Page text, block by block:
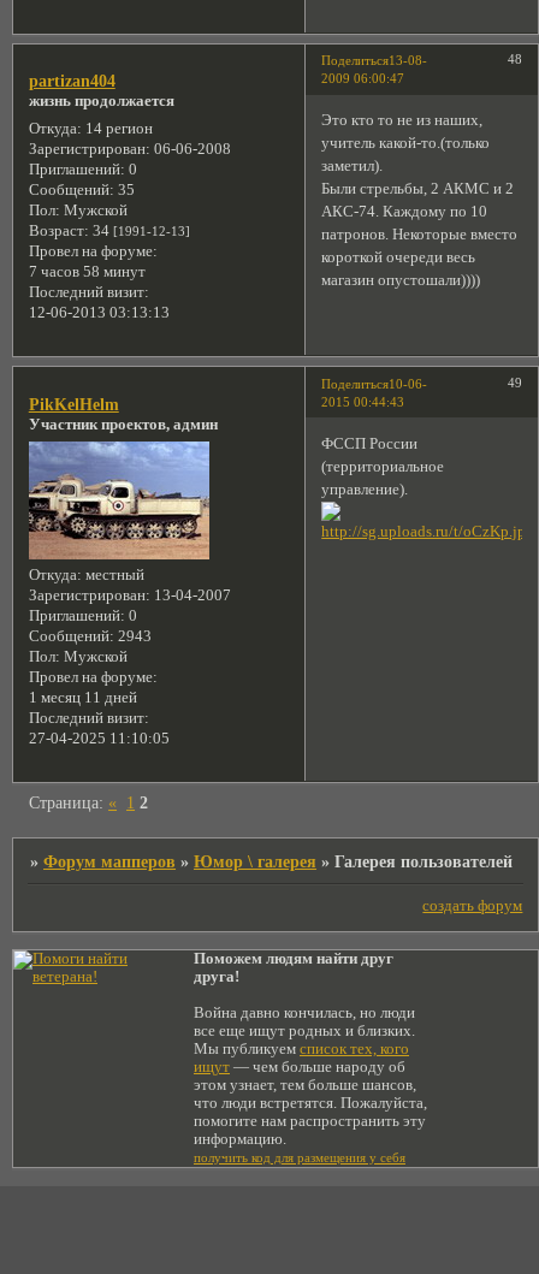
Поделиться 48
13-08-
2009 06:00:47
partizan404
жизнь продолжается
Откуда: 14 регион
Зарегистрирован: 06-06-2008
Приглашений: 0
Сообщений: 35
Пол: Мужской
Возраст: 34 [1991-12-13]
Провел на форуме:
7 часов 58 минут
Последний визит:
12-06-2013 03:13:13
Это кто то не из наших,
учитель какой-то.(только
заметил).
Были стрельбы, 2 АКМС и 2
АКС-74. Каждому по 10
патронов. Некоторые вместо
короткой очереди весь
магазин опустошали))))
Поделиться 49
10-06-
2015 00:44:43
PikKelHelm
Участник проектов, админ
Откуда: местный
Зарегистрирован: 13-04-2007
Приглашений: 0
Сообщений: 2943
Пол: Мужской
Провел на форуме:
1 месяц 11 дней
Последний визит:
27-04-2025 11:10:05
ФССП России
(территориальное
управление).
Страница: « 1 2
»Форум мапперов »Юмор \ галерея »Галерея пользователей
создать форум
Поможем людям найти друг
друга!
Война давно кончилась, но люди
все еще ищут родных и близких.
Мы публикуем список тех, кого
ищут — чем больше народу об
этом узнает, тем больше шансов,
что люди встретятся. Пожалуйста,
помогите нам распространить эту
информацию.
получить код для размещения у себя